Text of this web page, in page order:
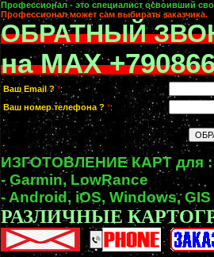
Профессионал - это специалист освоивший
Профессионал может сам выбирать заказчика.
ОБРАТНЫЙ
на MAX
Ваш Email ? *:
Ваш номер телефона ? *:
ИЗГОТОВЛЕНИЕ КАРТ для :
- Garmin, LowRance
- Android, iOS, Windows, GIS
РАЗЛИЧНЫЕ